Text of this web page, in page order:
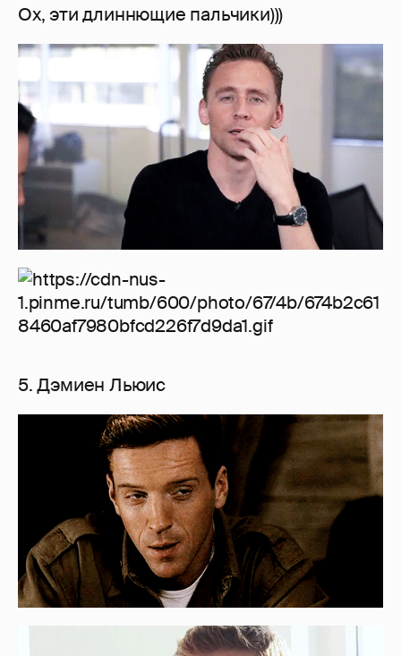
Ох, эти длиннющие пальчики)))
5. Дэмиен Льюис